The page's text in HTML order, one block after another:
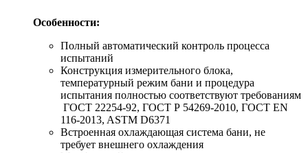
Особенности:
Полный автоматический контроль процесса
испытаний
Конструкция измерительного блока,
температурный режим бани и процедура
испытания полностью соответствуют требованиям
ГОСТ 22254-92, ГОСТ Р 54269-2010, ГОСТ EN
116-2013, ASTM D6371
Встроенная охлаждающая система бани, не
требует внешнего охлаждения